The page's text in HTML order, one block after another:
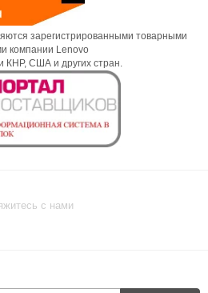
зарегистрированными товарными
компании Lenovo
КНР, США и других стран.
с нами